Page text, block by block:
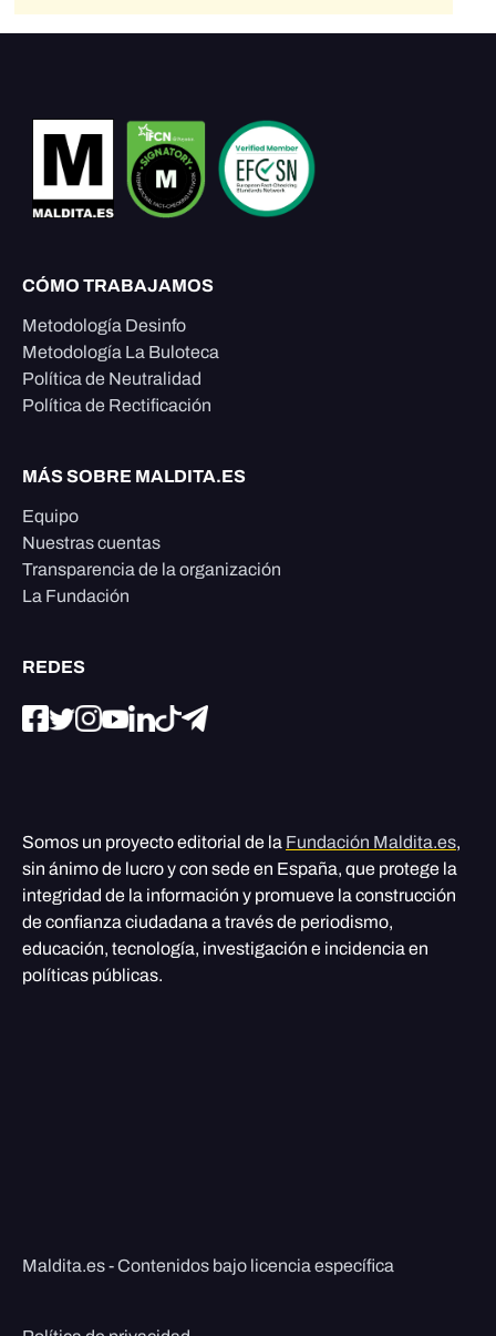
CÓMO TRABAJAMOS
Metodología Desinfo
Metodología La Buloteca
Política de Neutralidad
Política de Rectificación
MÁS SOBRE MALDITA.ES
Equipo
Nuestras cuentas
Transparencia de la organización
La Fundación
REDES
Somos un proyecto editorial de la Fundación Maldita.es,
sin ánimo de lucro y con sede en España, que protege la
integridad de la información y promueve la construcción
de confianza ciudadana a través de periodismo,
educación, tecnología, investigación e incidencia en
políticas públicas.
Maldita.es - Contenidos bajo licencia específica